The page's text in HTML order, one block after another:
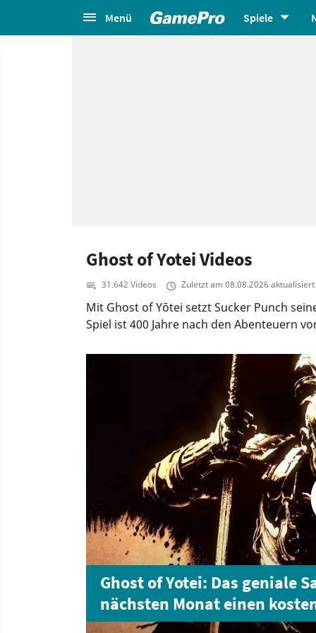
Menü Spiele
Ghost of Yotei Videos
31.642 Videos Zuletzt am 08.08.2026 aktualisiert
Mit Ghost of Yōtei setzt Sucker Punch
Spiel ist 400 Jahre nach den Abenteuern
Ghost of Yotei: Das geniale
nächsten Monat einen